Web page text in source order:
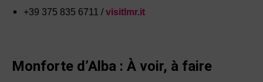
+39 375 835 6711 /visitlmr.it
Monforte d’Alba : À voir, à faire